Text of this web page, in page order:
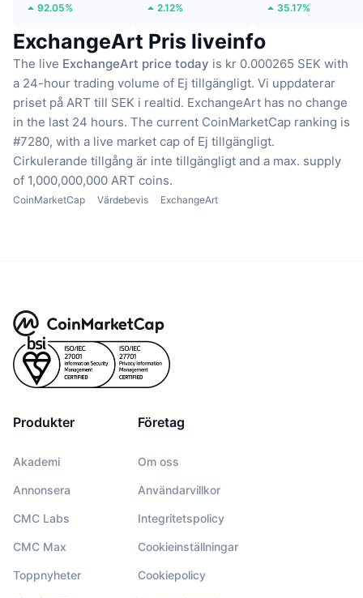
92.05% 2.12% 35.17%
ExchangeArt Pris liveinfo
The live ExchangeArt price today is kr 0.000265 SEK with
a 24-hour trading volume of Ej tillgängligt. Vi uppdaterar
priset på ART till SEK i realtid. ExchangeArt has no change
in the last 24 hours. The current CoinMarketCap ranking is
#7280, with a live market cap of Ej tillgängligt.
Cirkulerande tillgång är inte tillgängligt and a max. supply
of 1,000,000,000 ART coins.
CoinMarketCap Värdebevis ExchangeArt
Produkter
Akademi
Annonsera
CMC Labs
CMC Max
Toppnyheter
Företag
Om oss
Användarvillkor
Integritetspolicy
Cookieinställningar
Cookiepolicy